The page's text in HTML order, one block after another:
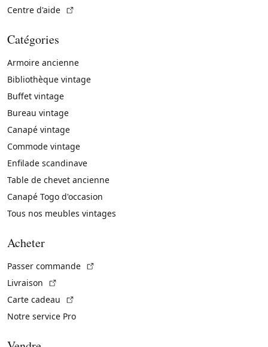
Centre d'aide
Catégories
Armoire ancienne
Bibliothèque vintage
Buffet vintage
Bureau vintage
Canapé vintage
Commode vintage
Enfilade scandinave
Table de chevet ancienne
Canapé Togo d'occasion
Tous nos meubles vintages
Acheter
Passer commande
Livraison
Carte cadeau
Notre service Pro